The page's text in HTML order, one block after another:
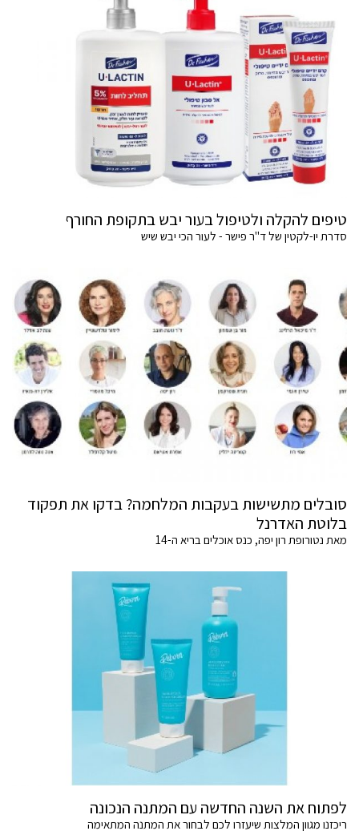
טיפים להקלה ולטיפול בעור יבש בתקופת החורף
סדרת יו-לקטין של ד"ר פישר - לעור הכי יבש שיש
סובלים מתשישות בעקבות המלחמה? בדקו את תפקוד
בלוטת האדרנל
מאת נטורופת רון יפה, כנס אוכלים בריא ה-14
לפתוח את השנה החדשה עם המתנה הנכונה
ריכזנו מגוון המלצות שיעזרו לכם לבחור את המתנה המתאימה